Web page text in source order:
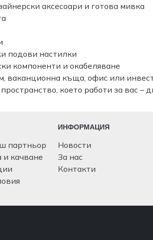
аксесоари и готова мивка
подови настилки
компоненти и окабеляване
ваканционна къща, офис или
което работи за вас –
партньор
и качване
ИНФОРМАЦИЯ
Новости
За нас
Контакти